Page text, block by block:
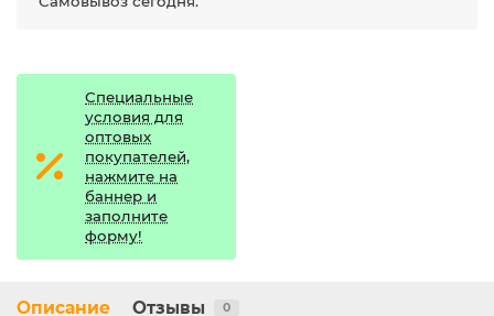
Специальные
условия для
оптовых
покупателей,
нажмите на
баннер и
заполните
форму!
Описание Отзывы 0